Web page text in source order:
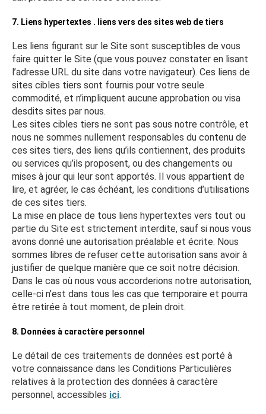
7. Liens hypertextes . liens vers des sites web de tiers
Les liens figurant sur le Site sont susceptibles de vous
faire quitter le Site (que vous pouvez constater en lisant
l’adresse URL du site dans votre navigateur). Ces liens de
sites cibles tiers sont fournis pour votre seule
commodité, et n’impliquent aucune approbation ou visa
desdits sites par nous.
Les sites cibles tiers ne sont pas sous notre contrôle, et
nous ne sommes nullement responsables du contenu de
ces sites tiers, des liens qu’ils contiennent, des produits
ou services qu’ils proposent, ou des changements ou
mises à jour qui leur sont apportés. Il vous appartient de
lire, et agréer, le cas échéant, les conditions d’utilisations
de ces sites tiers.
La mise en place de tous liens hypertextes vers tout ou
partie du Site est strictement interdite, sauf si nous vous
avons donné une autorisation préalable et écrite. Nous
sommes libres de refuser cette autorisation sans avoir à
justifier de quelque manière que ce soit notre décision.
Dans le cas où nous vous accorderions notre autorisation,
celle-ci n’est dans tous les cas que temporaire et pourra
être retirée à tout moment, de plein droit.
8. Données à caractère personnel
Le détail de ces traitements de données est porté à
votre connaissance dans les Conditions Particulières
relatives à la protection des données à caractère
personnel, accessibles ici.